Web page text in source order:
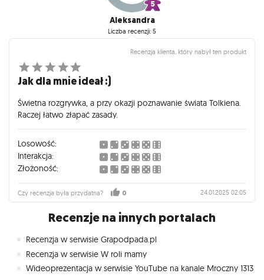
Aleksandra
Liczba recenzji: 5
Recenzja klienta, który nabył ten produkt
Jak dla mnie ideał :)
Świetna rozgrywka, a przy okazji poznawanie świata Tolkiena.
Raczej łatwo złapać zasady.
Losowość:
Interakcja:
Złożoność:
Czy recenzja była przydatna? 0 24.01.2025 02:05
Recenzje na innych portalach
Recenzja w serwisie Grapodpada.pl
Recenzja w serwisie W roli mamy
Wideoprezentacja w serwisie YouTube na kanale Mroczny 1313